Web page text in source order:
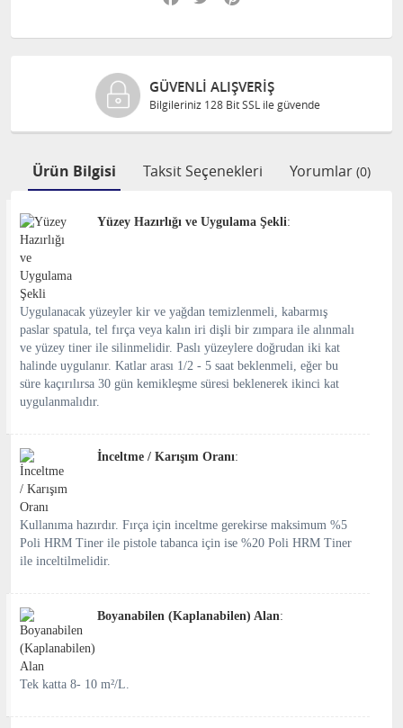
GÜVENLI ALIŞVERIŞ
Bilgileriniz 128 Bit SSL ile güvende
Ürün Bilgisi Taksit Seçenekleri Yorumlar (0)
Yüzey Hazırlığı ve Uygulama Şekli:
Uygulanacak yüzeyler kir ve yağdan temizlenmeli, kabarmış
paslar spatula, tel fırça veya kalın iri dişli bir zımpara ile alınmalı
ve yüzey tiner ile silinmelidir. Paslı yüzeylere doğrudan iki kat
halinde uygulanır. Katlar arası 1/2 - 5 saat beklenmeli, eğer bu
süre kaçırılırsa 30 gün kemikleşme süresi beklenerek ikinci kat
uygulanmalıdır.
İnceltme / Karışım Oranı:
Kullanıma hazırdır. Fırça için inceltme gerekirse maksimum %5
Poli HRM Tiner ile pistole tabanca için ise %20 Poli HRM Tiner
ile inceltilmelidir.
Boyanabilen (Kaplanabilen) Alan:
Tek katta 8- 10 m²/L.